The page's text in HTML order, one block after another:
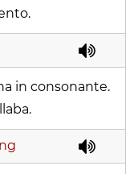
in consonante.